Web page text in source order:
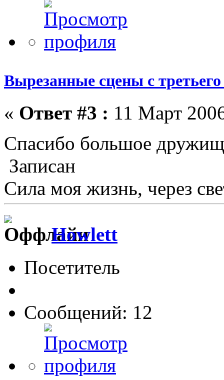
Вырезанные сцены с третьего
« Ответ #3 : 11 Март
Спасибо большое
Записан
Сила моя жизнь, через
Howlett
Посетитель
Сообщений: 12